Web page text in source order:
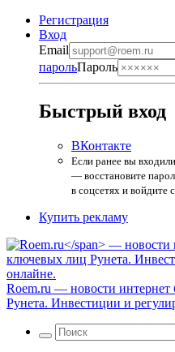
Регистрация
Вход
Email
парольПароль
Быстрый вход
ВКонтакте
Если ранее вы
— восстановите
в соцсетях и войдите
Купить рекламу
Roem.ru — новости
Рунета. Инвестиции и